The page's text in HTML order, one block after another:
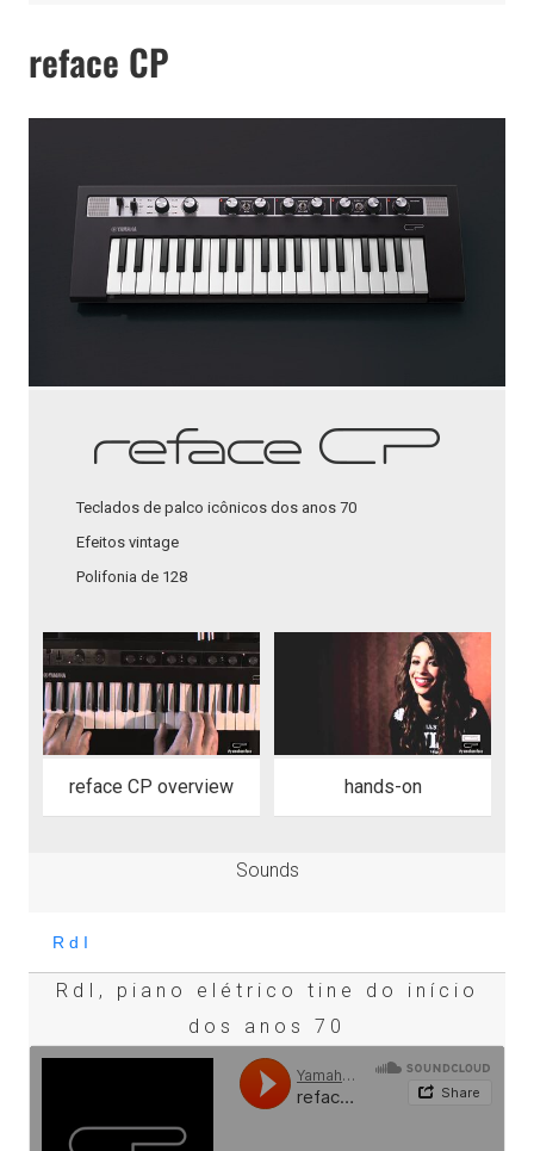
reface CP
Teclados de palco icônicos dos anos 70
Efeitos vintage
Polifonia de 128
hands-on
reface CP overview
Sounds
RdI, piano elétrico tine do início
dos anos 70